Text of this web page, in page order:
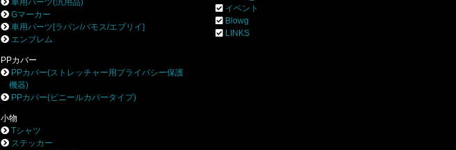
車用パーツ(汎用品)
Gマーカー
車用パーツ[ラパン/バモス/エブリイ]
エンブレム
PPカバー
PPカバー(ストレッチャー用プライバシー保護
機器)
PPカバー(ビニールカバータイプ)
小物
Tシャツ
ステッカー
イベント
Blowg
LINKS